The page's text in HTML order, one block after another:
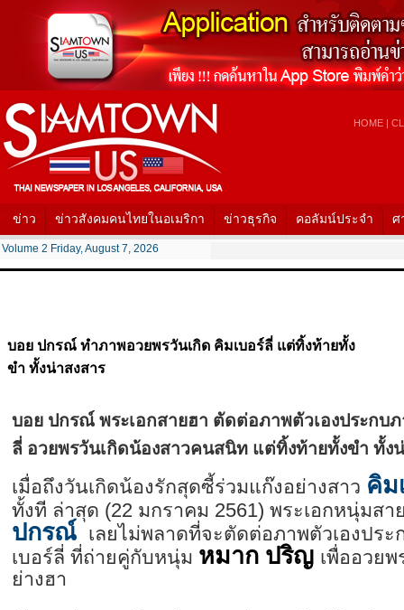
HOME |
ข่าว ข่าวสังคมคนไทยในอเมริกา ข่าวธุรกิจ คอลัมน์ประจำ ศ
Volume 2 Friday, August 7, 2026
บอย ปกรณ์ ทำภาพอวยพรวันเกิด คิมเบอร์ลี่ แต่ทิ้งท้ายทั้ง
ขำ ทั้งน่าสงสาร
บอย ปกรณ์ พระเอกสายฮา ตัดต่อภาพตัวเองประกบ
ลี่ อวยพรวันเกิดน้องสาวคนสนิท แต่ทิ้งท้ายทั้งขำ ทั้ง
เมื่อถึงวันเกิดน้องรักสุดซี้ร่วมแก๊งอย่างสาว คิม
ทั้งที ล่าสุด (22 มกราคม 2561) พระเอกหนุ่มสา
ปกรณ์ เลยไม่พลาดที่จะตัดต่อภาพตัวเองปร
เบอร์ลี่ ที่ถ่ายคู่กับหนุ่ม หมาก ปริญ เพื่ออวย
ย่างฮา